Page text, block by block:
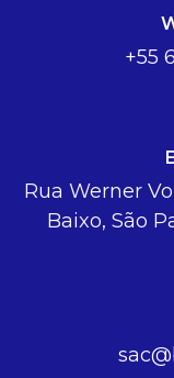
+55
Rua Werner
Baixo, São